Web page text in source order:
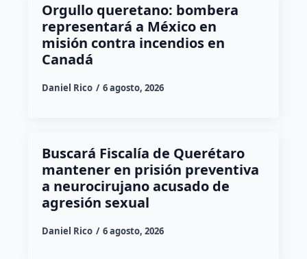
Orgullo queretano: bombera
representará a México en
misión contra incendios en
Canadá
Daniel Rico 6 agosto, 2026
Buscará Fiscalía de Querétaro
mantener en prisión preventiva
a neurocirujano acusado de
agresión sexual
Daniel Rico 6 agosto, 2026